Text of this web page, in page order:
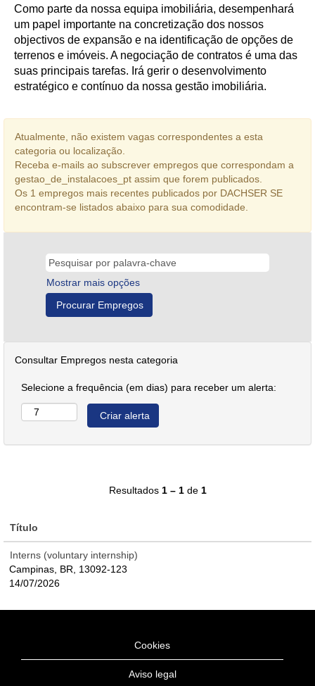
Como parte da nossa equipa imobiliária, desempenhará
um papel importante na concretização dos nossos
objectivos de expansão e na identificação de opções de
terrenos e imóveis. A negociação de contratos é uma das
suas principais tarefas. Irá gerir o desenvolvimento
estratégico e contínuo da nossa gestão imobiliária.
Atualmente, não existem vagas correspondentes a esta
categoria ou localização.
Receba e-mails ao subscrever empregos que correspondam a
gestao_de_instalacoes_pt assim que forem publicados.
Os 1 empregos mais recentes publicados por DACHSER SE
encontram-se listados abaixo para sua comodidade.
Mostrar mais opções
Consultar Empregos nesta categoria
Selecione a frequência (em dias) para receber um alerta:
Resultados 1 – 1de 1
Título
Interns (voluntary internship)
Campinas, BR, 13092-123
14/07/2026
Cookies
Aviso legal